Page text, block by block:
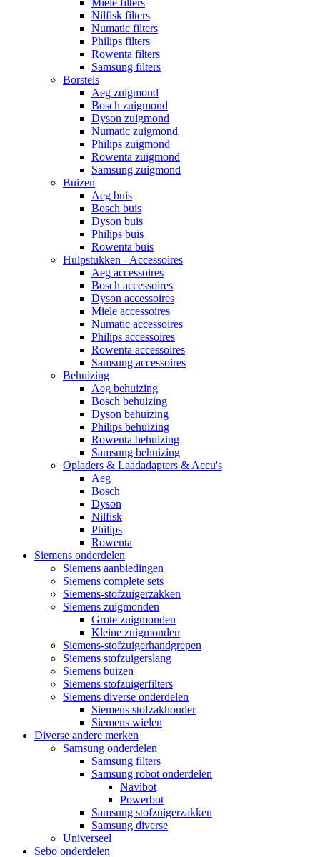
Miele filters
Nilfisk filters
Numatic filters
Philips filters
Rowenta filters
Samsung filters
Borstels
Aeg zuigmond
Bosch zuigmond
Dyson zuigmond
Numatic zuigmond
Philips zuigmond
Rowenta zuigmond
Samsung zuigmond
Buizen
Aeg buis
Bosch buis
Dyson buis
Philips buis
Rowenta buis
Hulpstukken - Accessoires
Aeg accessoires
Bosch accessoires
Dyson accessoires
Miele accessoires
Numatic accessoires
Philips accessoires
Rowenta accessoires
Samsung accessoires
Behuizing
Aeg behuizing
Bosch behuizing
Dyson behuizing
Philips behuizing
Rowenta behuizing
Samsung behuizing
Opladers & Laadadapters & Accu's
Aeg
Bosch
Dyson
Nilfisk
Philips
Rowenta
Siemens onderdelen
Siemens aanbiedingen
Siemens complete sets
Siemens-stofzuigerzakken
Siemens zuigmonden
Grote zuigmonden
Kleine zuigmonden
Siemens-stofzuigerhandgrepen
Siemens stofzuigerslang
Siemens buizen
Siemens stofzuigerfilters
Siemens diverse onderdelen
Siemens stofzakhouder
Siemens wielen
Diverse andere merken
Samsung onderdelen
Samsung filters
Samsung robot onderdelen
Navibot
Powerbot
Samsung stofzuigerzakken
Samsung diverse
Universeel
Sebo onderdelen